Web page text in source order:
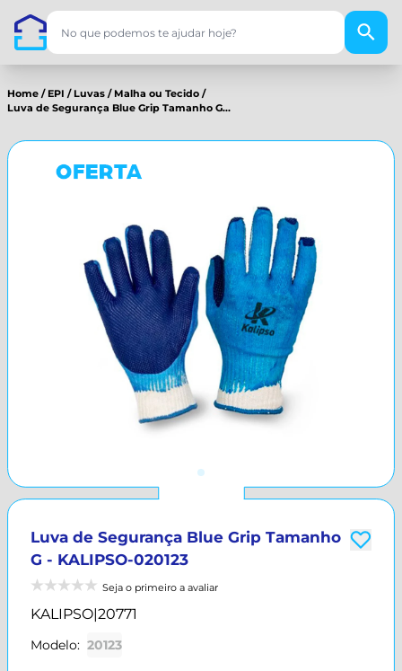
Home / EPI / Luvas / Malha ou Tecido /
Luva de Segurança Blue Grip Tamanho G...
Luva de Segurança Blue Grip Tamanho
G - KALIPSO-020123
Seja o primeiro a avaliar
KALIPSO|20771
Modelo: 20123